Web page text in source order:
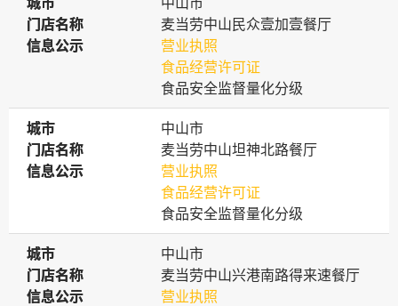
门店名称
门店名称
麦当劳中山民众壹加壹餐厅
信息公示
信息公示
营业执照
食品经营许可证
食品安全监督量化分级
城市
城市
中山市
门店名称
门店名称
麦当劳中山坦神北路餐厅
信息公示
信息公示
营业执照
食品经营许可证
食品安全监督量化分级
城市
城市
中山市
门店名称
门店名称
麦当劳中山兴港南路得来速餐厅
信息公示
信息公示
营业执照